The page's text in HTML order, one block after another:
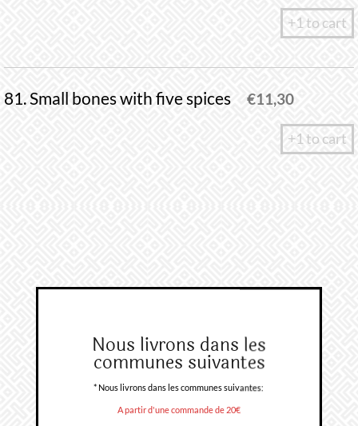
+1 to cart
81. Small bones with five spices €11,30
+1 to cart
Nous livrons dans les
communes suivantes
* Nous livrons dans les communes suivantes:
A partir d'une commande de 20€